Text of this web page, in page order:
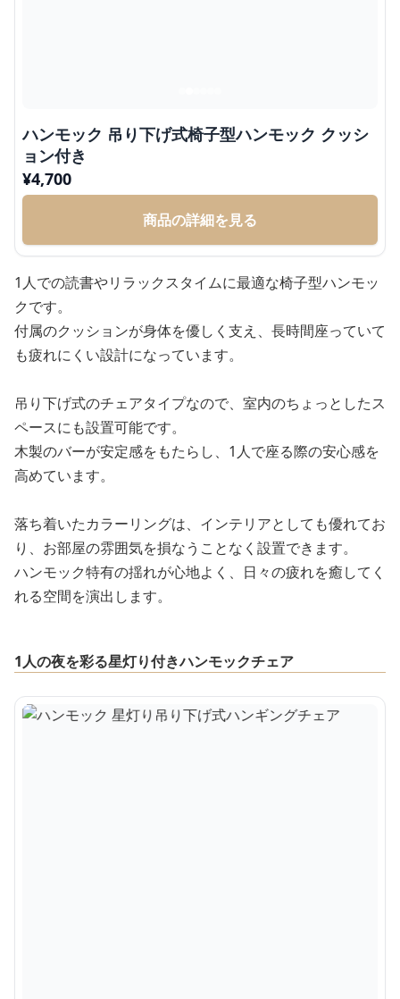
ハンモック 吊り下げ式椅子型ハンモック クッシ
ョン付き
¥4,700
商品の詳細を見る
1人での読書やリラックスタイムに最適な椅子型ハンモッ
クです。
付属のクッションが身体を優しく支え、長時間座っていて
も疲れにくい設計になっています。
吊り下げ式のチェアタイプなので、室内のちょっとしたス
ペースにも設置可能です。
木製のバーが安定感をもたらし、1人で座る際の安心感を
高めています。
落ち着いたカラーリングは、インテリアとしても優れてお
り、お部屋の雰囲気を損なうことなく設置できます。
ハンモック特有の揺れが心地よく、日々の疲れを癒してく
れる空間を演出します。
1人の夜を彩る星灯り付きハンモックチェア